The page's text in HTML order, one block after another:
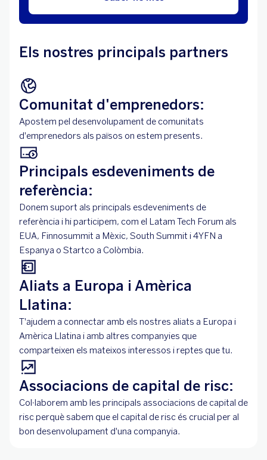
Els nostres principals partners
Comunitat d'emprenedors:
Apostem pel desenvolupament de comunitats
d'emprenedors als països on estem presents.
Principals esdeveniments de
referència:
Donem suport als principals esdeveniments de
referència i hi participem, com el Latam Tech Forum als
EUA, Finnosummit a Mèxic, South Summit i 4YFN a
Espanya o Startco a Colòmbia.
Aliats a Europa i Amèrica
Llatina:
T'ajudem a connectar amb els nostres aliats a Europa i
Amèrica Llatina i amb altres companyies que
comparteixen els mateixos interessos i reptes que tu.
Associacions de capital de risc:
Col·laborem amb les principals associacions de capital de
risc perquè sabem que el capital de risc és crucial per al
bon desenvolupament d'una companyia.